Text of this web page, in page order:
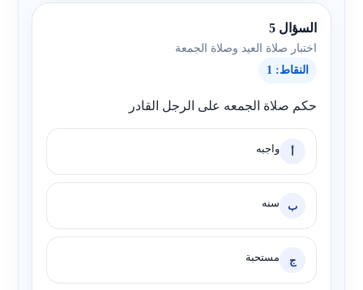
السؤال 5
اختبار صلاة العيد وصلاة الجمعة
النقاط: 1
حكم صلاة الجمعه على الرجل القادر
أ واجبه
ب سنه
ج مستحبة